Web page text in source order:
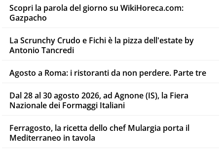
Scopri la parola del giorno su WikiHoreca.com:
Gazpacho
La Scrunchy Crudo e Fichi è la pizza dell'estate by
Antonio Tancredi
Agosto a Roma: i ristoranti da non perdere. Parte tre
Dal 28 al 30 agosto 2026, ad Agnone (IS), la Fiera
Nazionale dei Formaggi Italiani
Ferragosto, la ricetta dello chef Mulargia porta il
Mediterraneo in tavola